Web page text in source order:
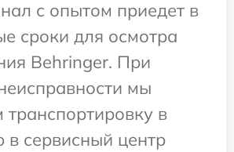
с опытом приедет в
сроки для осмотра
Behringer. При
мы
транспортировку в
в сервисный центр